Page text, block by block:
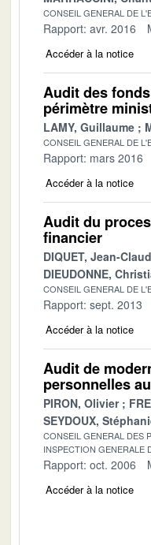
CONSEIL GENERAL DE
Rapport: avr. 2016
Accéder à la notice
Audit des
périmètre
LAMY, Guillaume
CONSEIL GENERAL DE
Rapport: mars 2016
Accéder à la notice
Audit du
financier
DIQUET, Jean-
DIEUDONNE,
CONSEIL GENERAL DE
Rapport: sept. 2013
Accéder à la notice
Audit de
personnelles
PIRON, Olivier
SEYDOUX,
CONSEIL GENERAL DES
INSPECTION GENERALE
Rapport: oct. 2006
Accéder à la notice